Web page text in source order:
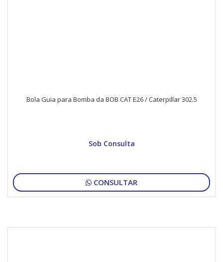
Bola Guia para Bomba da BOB CAT E26 / Caterpillar 302.5
Sob Consulta
CONSULTAR